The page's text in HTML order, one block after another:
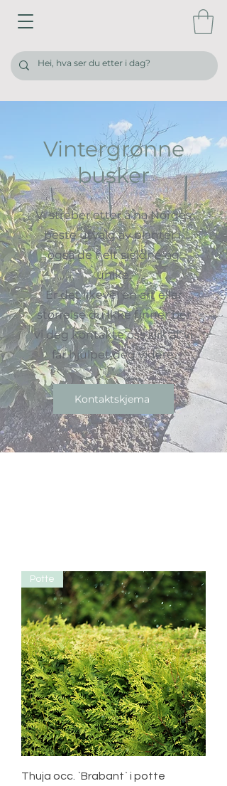
Vintergrønne
busker
Vi streber etter å ha Norges
beste utvalg av planter i,
også de helt sjeldne og
unike.
Er det likevel en art eller
størrelse du ikke finner ber
vi deg kontakte oss slik at vi
får hjulpet deg videre.
Kontaktskjema
Potte
Thuja occ. `Brabant` i potte